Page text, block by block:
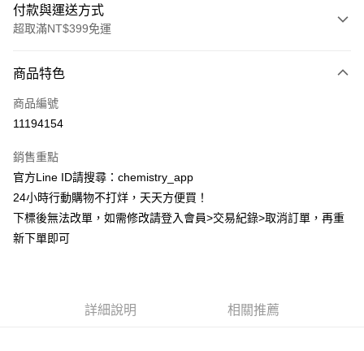
付款與運送方式
超取滿NT$399免運
信用卡一次付款
超商取貨付款
Apple Pay
街口支付
悠遊付
商品特色
商品編號
11194154
銷售重點
官方Line ID請搜尋：chemistry_app
24小時行動購物不打烊，天天方便買！
下標後無法改單，如需修改請登入會員>交易紀錄>取消訂單，再重
新下單即可
詳細說明 相關推薦